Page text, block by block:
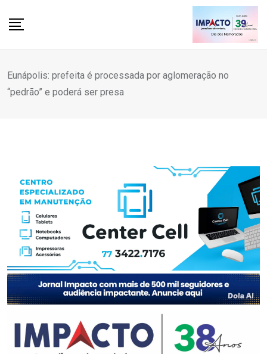
Eunápolis: prefeita é processada por aglomeração no
“pedrão” e poderá ser presa